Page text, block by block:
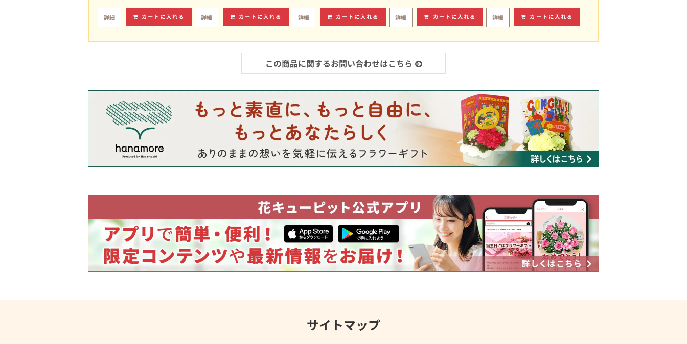
詳細 カートに入れる 詳細 カートに入れる 詳細 カートに入れる 詳細 カートに入れる 詳細 カートに入れる
この商品に関するお問い合わせはこちら
サイトマップ